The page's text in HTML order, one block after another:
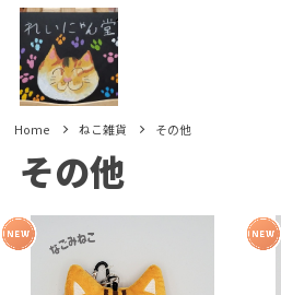
Home ねこ雑貨 その他
その他